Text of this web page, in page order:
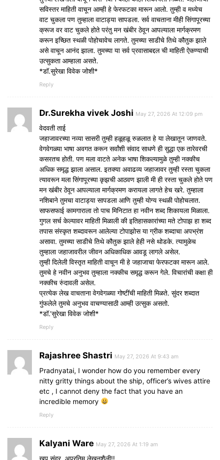
सविस्तर माहिती वाचून आम्ही हे फेरफटका मारून आलो. तुम्ही व मध्येच
वाट चुकला पण तुम्हाला वाटाड्या सापडला. सर्व वाचताना मीही सिंगापूरच्या
क्रूज वर वाट चुकले होते परंतु मन खंबीर ठेवून आपल्याला मार्गक्रमण
करून इच्छित स्थळी पोहोचावेच लागते. तुमच्या साडीचे तिथे कौतुक झाले
असे वाचून आनंद झाला. तुमच्या या सर्व प्रवासाबद्दल ची माहिती ऐकण्याची
उत्सुकता आम्हाला असते.
*डॉ.सुरेखा विवेक जोशी*
Reply
Dr.Surekha vivek Joshi May 27, 2026 At 12:09 pm
वेदवती ताई
जहाजावरच्या नव्या सासरी तुम्ही हळूहळू रुळलात हे या लेखातून जाणवते.
वेगवेगळ्या भाषा अवगत करून सर्वांशी संवाद साधणे ही सुद्धा एक तारेवरची
कसरतच होती. पण मला वाटते अनेक भाषा शिकल्यामुळे तुम्ही नक्कीच
अधिक समृद्ध झाला असाल. इतक्या अवाढव्य जहाजावर तुम्ही रस्ता चुकला
त्यावरून मला सिंगापूरच्या कृझची आठवण झाली मी ही रस्ता चुकले होते पण
मन खंबीर ठेवून आपल्याला मार्गक्रमण करायला लागते हेच खरे. तुम्हाला
नशिबाने तुमचा वाटाड्या सापडला आणि तुम्ही योग्य स्थळी पोहोचलात.
साफसफाई कामगाराला तो पाच मिनिटात हा नवीन शब्द शिकायला मिळाला.
गुगल सर्च केल्यावर माहिती मिळाली की इतिहासकारांच्या मते टोपाझ हा शब्द
तपास संस्कृत शब्दावरून आलेल्या टोपाझोस या ग्रीक शब्दाचा अपभ्रंश
असावा. तुमच्या साडीचे तिथे कौतुक झाले हेही नसे थोडके. त्यामुळेच
तुम्हाला जहाजावरील जीवन अधिकाधिक आवडू लागले असेल.
तुम्ही दिलेली विस्तृत माहिती वाचून मी हे जहाजाचा फेरफटका मारून आले.
तुमचे हे नवीन अनुभव तुम्हाला नक्कीच समृद्ध करून गेले. विचारांची कक्षा ही
नक्कीच रुंदावली असेल.
प्रत्येक लेख वाचताना वेगवेगळ्या गोष्टींची माहिती मिळते. सुंदर शब्दात
गुंफलेले तुमचे अनुभव वाचण्यासाठी आम्ही उत्सुक असतो.
*डॉ.’सुरेखा विवेक जोशी*
Reply
Rajashree Shastri May 27, 2026 At 9:43 am
Pradnyatai, I wonder how do you remember every
nitty gritty things about the ship, officer’s wives attire
etc , I cannot deny the fact that you have an
incredible memory
Reply
Kalyani Ware May 27, 2026 At 1:19 am
खूप सुंदर, अप्रतिम लेखनशैली!!